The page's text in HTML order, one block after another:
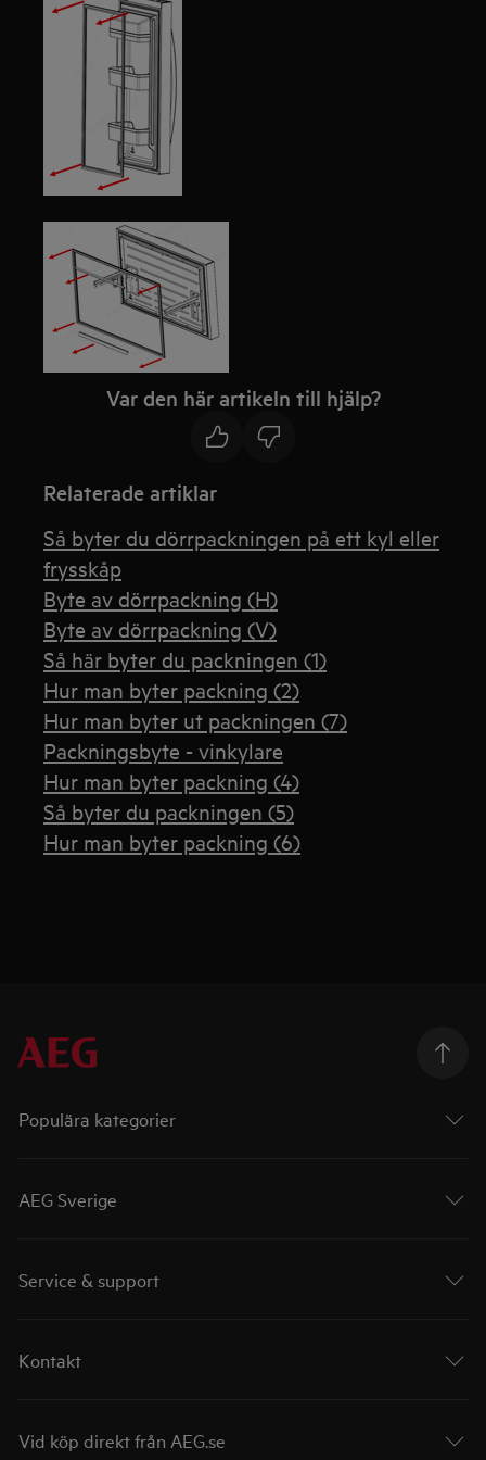
Var den här artikeln till hjälp?
Relaterade artiklar
Så byter du dörrpackningen på ett kyl eller
frysskåp
Byte av dörrpackning (H)
Byte av dörrpackning (V)
Så här byter du packningen (1)
Hur man byter packning (2)
Hur man byter ut packningen (7)
Packningsbyte - vinkylare
Hur man byter packning (4)
Så byter du packningen (5)
Hur man byter packning (6)
Populära kategorier
AEG Sverige
Service & support
Kontakt
Vid köp direkt från AEG.se